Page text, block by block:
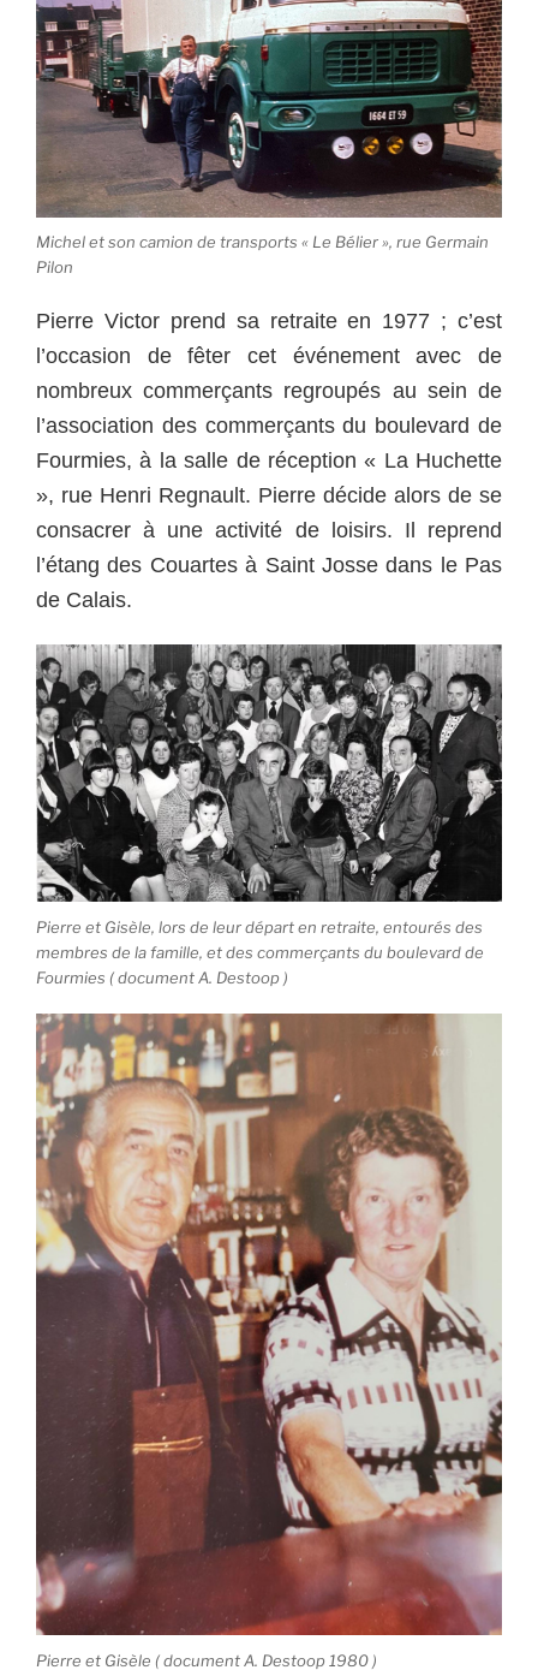
Michel et son camion de transports « Le Bélier », rue Germain
Pilon
Pierre Victor prend sa retraite en 1977 ; c’est
l’occasion de fêter cet événement avec de
nombreux commerçants regroupés au sein de
l’association des commerçants du boulevard de
Fourmies, à la salle de réception « La Huchette
», rue Henri Regnault. Pierre décide alors de se
consacrer à une activité de loisirs. Il reprend
l’étang des Couartes à Saint Josse dans le Pas
de Calais.
Pierre et Gisèle, lors de leur départ en retraite, entourés des
membres de la famille, et des commerçants du boulevard de
Fourmies ( document A. Destoop )
Pierre et Gisèle ( document A. Destoop 1980 )